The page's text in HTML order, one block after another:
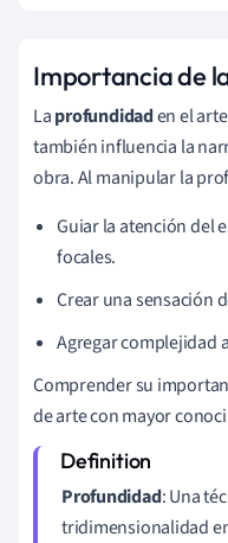
Importancia de
Laprofundidaden el
también influencia la
obra. Al manipular la
Guiar la atención del
focales.
Crear una sensación
Agregar complejidad
Comprender su
de arte con mayor
Profundidad: Una
tridimensionalidad